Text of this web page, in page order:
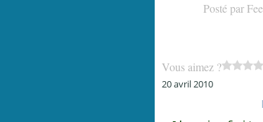
Posté par
Vous aimez ?
20 avril 2010